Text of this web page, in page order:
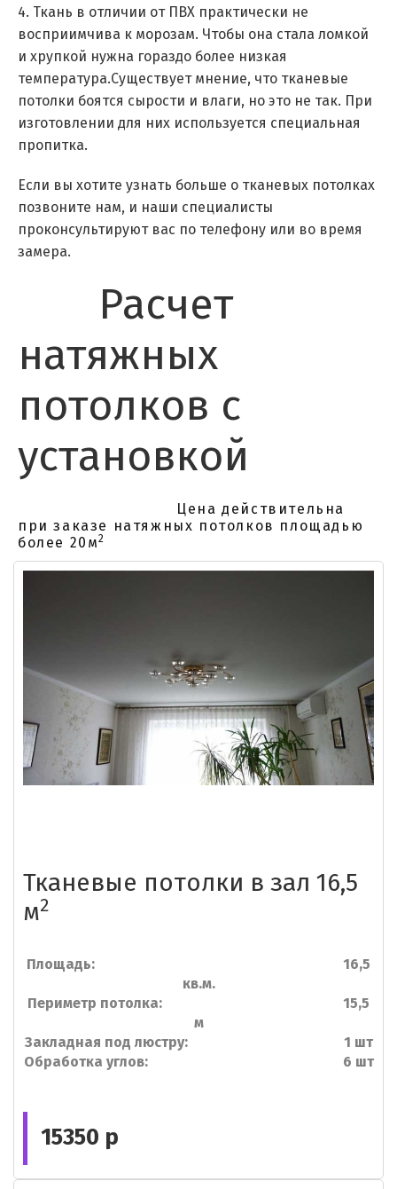
4. Ткань в отличии от ПВХ практически не
восприимчива к морозам. Чтобы она стала ломкой
и хрупкой нужна гораздо более низкая
температура.Существует мнение, что тканевые
потолки боятся сырости и влаги, но это не так. При
изготовлении для них используется специальная
пропитка.
Если вы хотите узнать больше о тканевых потолках
позвоните нам, и наши специалисты
проконсультируют вас по телефону или во время
замера.
Расчет
натяжных
потолков с
установкой
Цена действительна
при заказе натяжных потолков площадью
более 20м2
Тканевые потолки в зал 16,5
м2
Площадь: 16,5
кв.м.
Периметр потолка: 15,5
м
Закладная под люстру: 1 шт
Обработка углов: 6 шт
15350 р